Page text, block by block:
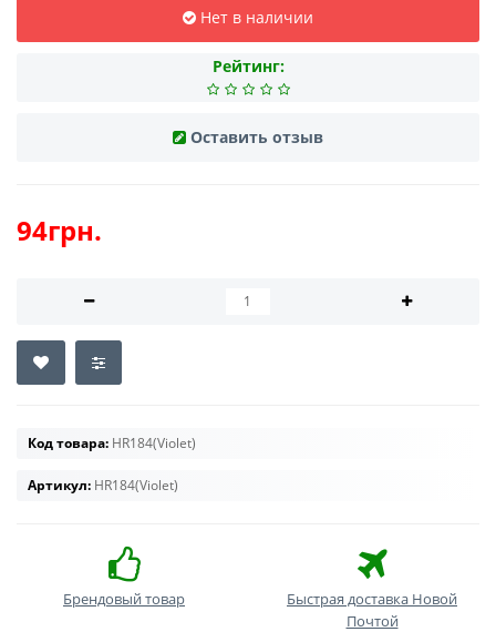
Нет в наличии
Рейтинг:
Оставить отзыв
94грн.
Код товара: HR184(Violet)
Артикул: HR184(Violet)
Брендовый товар
Быстрая доставка Новой
Почтой